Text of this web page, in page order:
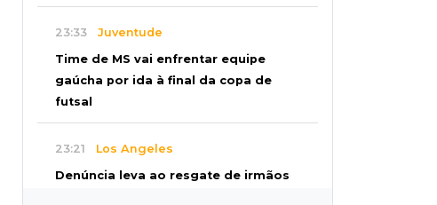
23:33 Juventude
Time de MS vai enfrentar equipe
gaúcha por ida à final da copa de
futsal
23:21 Los Angeles
Denúncia leva ao resgate de irmãos